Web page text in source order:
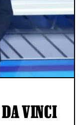
DA VINCI